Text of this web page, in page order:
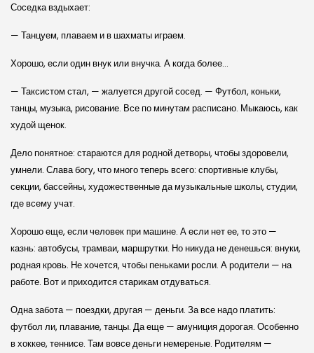
Соседка вздыхает:
— Танцуем, плаваем и в шахматы играем.
Хорошо, если один внук или внучка. А когда более…
— Таксистом стал, — жалуется другой сосед. — Футбол, коньки,
танцы, музыка, рисование. Все по минутам расписано. Мыкаюсь, как
худой щенок.
Дело понятное: стараются для родной детворы, чтобы здоровели,
умнели. Слава богу, что много теперь всего: спортивные клубы,
секции, бассейны, художественные да музыкальные школы, студии,
где всему учат.
Хорошо еще, если человек при машине. А если нет ее, то это —
казнь: автобусы, трамваи, маршрутки. Но никуда не денешься: внуки,
родная кровь. Не хочется, чтобы пеньками росли. А родители — на
работе. Вот и приходится старикам отдуваться.
Одна забота — поездки, другая — деньги. За все надо платить:
футбол ли, плавание, танцы. Да еще — амуниция дорогая. Особенно
в хоккее, теннисе. Там вовсе деньги немереные. Родителям —